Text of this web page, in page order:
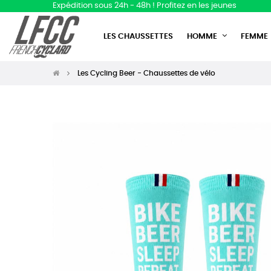
Expédition sous 24h - 48h ! Profitez en les jeunes
LES CHAUSSETTES HOMME FEMME
Les Cycling Beer - Chaussettes de vélo